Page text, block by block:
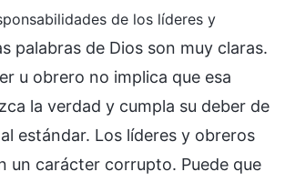
de los líderes y
palabras de Dios son muy claras.
u obrero no implica que esa
la verdad y cumpla su deber de
estándar. Los líderes y obreros
un carácter corrupto. Puede que